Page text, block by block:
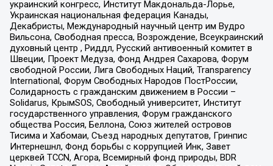
украинский конгресс, Институт Макдональда-Лорье,
Украинская национальная федерация Канады,
Декабристы, Международный научный центр им Вудро
Вильсона, Свободная пресса, Возрождение, Всеукраинский
духовный центр , Риддл, Русский антивоенный комитет в
Швеции, Проект Медуза, Фонд Андрея Сахарова, Форум
свободной России, Лига Свободных Наций, Transparеncy
International, Форум Свободных Народов ПостРоссии,
Солидарность с гражданским движением в России –
Solidarus, КрымSOS, Свободный университет, Институт
государственного управления, Форум гражданского
общества Россия, Беллона, Союз жителей островов
Тисима и Хабомаи, Съезд народных депутатов, Гринпис
Интернешнл, Фонд борьбы с коррупцией Инк, Завет
церквей TCCN, Агора, Всемирный фонд природы, BDR